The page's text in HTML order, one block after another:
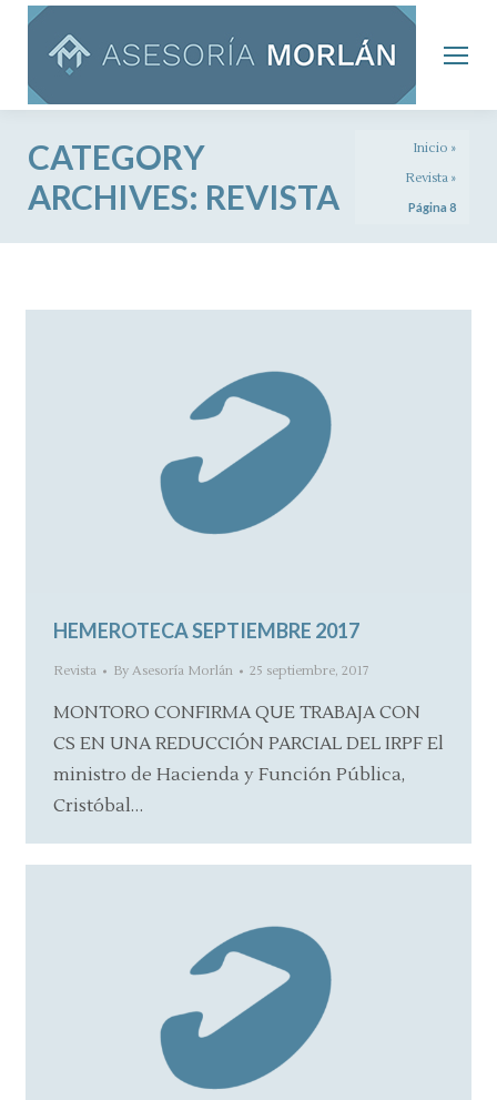
CATEGORY
ARCHIVES: REVISTA
Inicio »
Revista »
Página 8
HEMEROTECA SEPTIEMBRE 2017
Revista By Asesoría Morlán 25 septiembre, 2017
MONTORO CONFIRMA QUE TRABAJA CON
CS EN UNA REDUCCIÓN PARCIAL DEL IRPF El
ministro de Hacienda y Función Pública,
Cristóbal…